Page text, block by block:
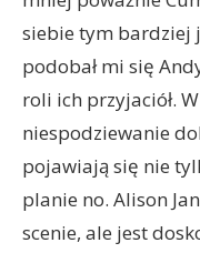
siebie tym bardziej
podobał mi się
roli ich przyjaciół.
niespodziewanie
pojawiają się nie
planie no. Alison
scenie, ale jest